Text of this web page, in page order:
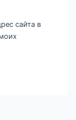
сайта в